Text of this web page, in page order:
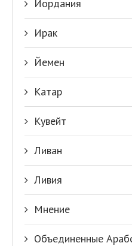
Иордания
Ирак
Йемен
Катар
Кувейт
Ливан
Ливия
Мнение
Объединенные